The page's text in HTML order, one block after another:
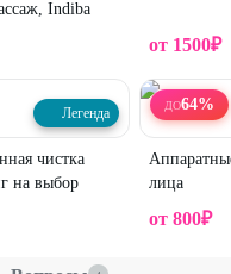
Indiba
от 1500₽
Легенда
чистка
на выбор
ДО64%
лица
от 800₽